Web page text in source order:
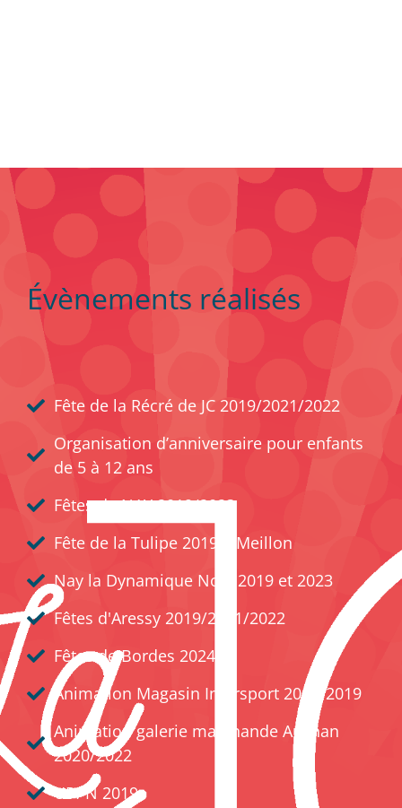
Évènements réalisés
Fête de la Récré de JC 2019/2021/2022
Organisation d’anniversaire pour enfants
de 5 à 12 ans
Fêtes de NAY 2019/2023
Fête de la Tulipe 2019 à Meillon
Nay la Dynamique Noël 2019 et 2023
Fêtes d'Aressy 2019/2021/2022
Fêtes de Bordes 2024
Animation Magasin Intersport 2018/2019
Animation galerie marchande Auchan
2020/2022
UPPN 2019